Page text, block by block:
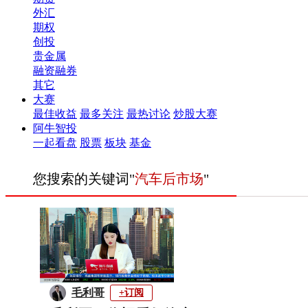
外汇
期权
创投
贵金属
融资融券
其它
大赛
最佳收益 最多关注 最热讨论 炒股大赛
阿牛智投
一起看盘 股票 板块 基金
您搜索的关键词"汽车后市场"
毛利哥 +订阅